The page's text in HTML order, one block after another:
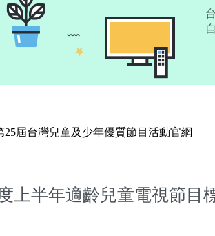
25屆台灣兒童及少年優質節目活動官網
上半年適齡兒童電視節目